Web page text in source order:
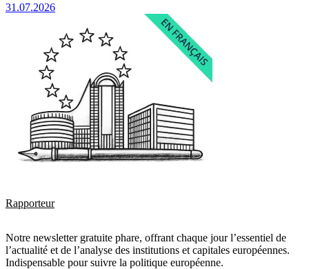
31.07.2026
Rapporteur
Notre newsletter gratuite phare, offrant chaque jour l’essentiel de
l’actualité et de l’analyse des institutions et capitales européennes.
Indispensable pour suivre la politique européenne.